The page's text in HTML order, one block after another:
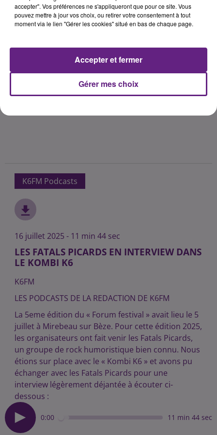
K6FM Podcasts
16 juillet 2025 - 11 min 44 sec
LES FATALS PICARDS EN INTERVIEW DANS
LE KOMBI K6
K6FM
LES PODCASTS DE LA REDACTION DE K6FM
La 5eme édition du « Forum festival » avait lieu le 5
juillet à Mirebeau sur Bèze. Pour cette édition 2025,
les organisateurs ont fait venir les Fatals Picards,
un groupe de rock humoristique bien connu. Nous
étions sur place avec le « Kombi K6 » et avons pu
échanger avec les Fatals Picards pour une
interview légèrement déjantée à écouter ci-
dessous :
0:00 11 min 44 sec
accepter". Vos préférences ne s'appliqueront que pour ce site. Vous
pouvez mettre à jour vos choix, ou retirer votre consentement à tout
moment via le lien "Gérer les cookies" situé en bas de chaque page.
Gérer mes choix
Accepter et fermer